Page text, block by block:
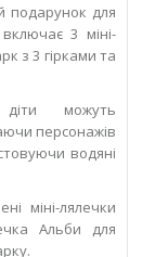
подарунок для
3 міні-
з 3 гірками та
можуть
персонажів
водяні
міні-лялечки
Альби для